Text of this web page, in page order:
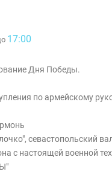
17:00
Дня Победы.
по армейскому
севастопольский
с настоящей военной